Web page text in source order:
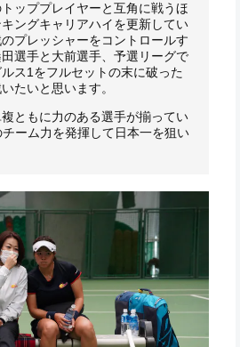
ッププレイヤーと互角に戦うほ
ングキャリアハイを更新してい
プレッシャーをコントロールす
選手と大前選手、予選リーグで
ス1をフルセットの末に破った
たいと思います。
ともに力のある選手が揃ってい
ーム力を発揮して日本一を狙い